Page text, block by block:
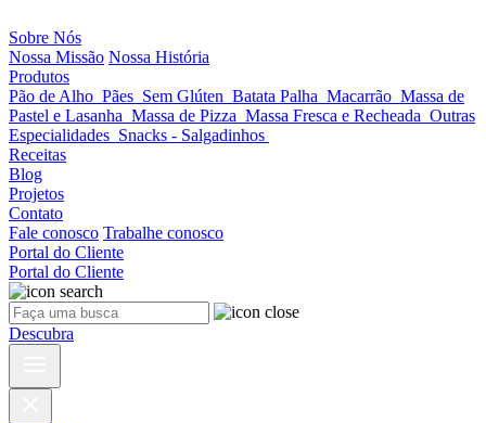
Sobre Nós
Nossa Missão Nossa História
Produtos
Pão de Alho Pães Sem Glúten Batata Palha Macarrão Massa de
Pastel e Lasanha Massa de Pizza Massa Fresca e Recheada Outras
Especialidades Snacks - Salgadinhos
Receitas
Blog
Projetos
Contato
Fale conosco Trabalhe conosco
Portal do Cliente
Portal do Cliente
Descubra